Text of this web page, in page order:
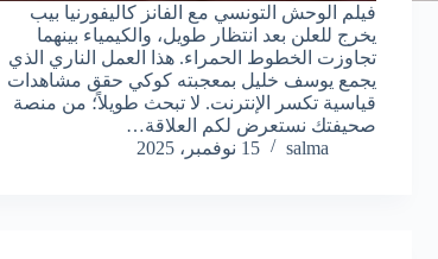
فيلم الوحش التونسي مع الفانز كاليفورنيا بيب
يخرج للعلن بعد انتظار طويل، والكيمياء بينهما
تجاوزت الخطوط الحمراء. هذا العمل الناري الذي
يجمع يوسف خليل بمعجبته كوكي حقق مشاهدات
قياسية تكسر الإنترنت. لا تبحث طويلاً؛ من منصة
صحيفتك نستعرض لكم العلاقة…
salma
15 نوفمبر، 2025